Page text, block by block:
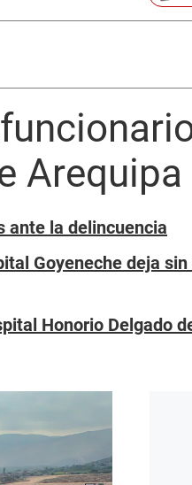
Arequipa
ante la delincuencia
Goyeneche deja
Honorio Delgado